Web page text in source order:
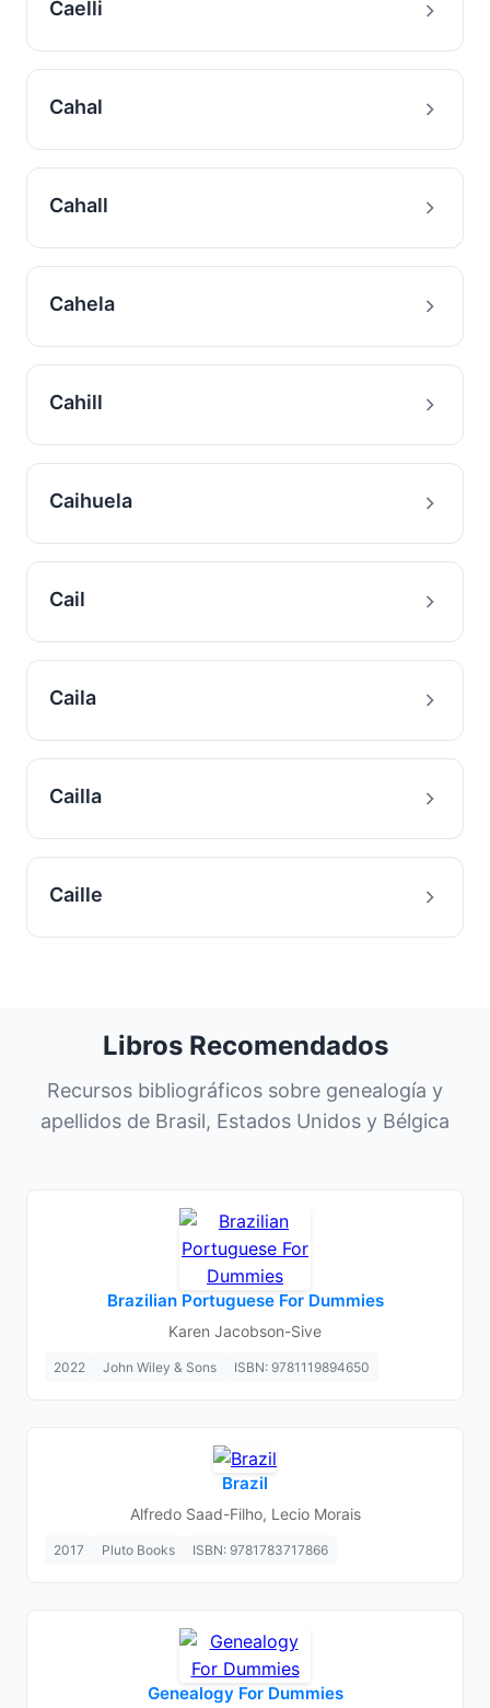
Caelli
Cahal
Cahall
Cahela
Cahill
Caihuela
Cail
Caila
Cailla
Caille
Libros Recomendados
Recursos bibliográficos sobre genealogía y
apellidos de Brasil, Estados Unidos y Bélgica
Brazilian Portuguese For Dummies
Karen Jacobson-Sive
2022 John Wiley & Sons ISBN: 9781119894650
Brazil
Alfredo Saad-Filho, Lecio Morais
2017 Pluto Books ISBN: 9781783717866
Genealogy For Dummies